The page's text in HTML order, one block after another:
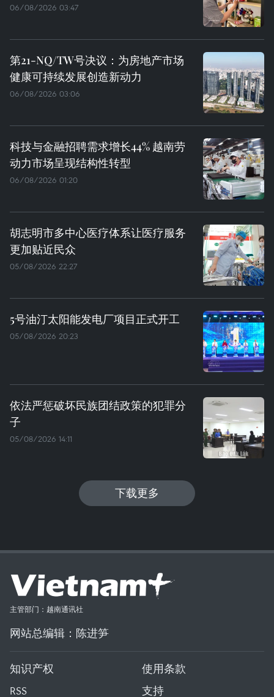
06/08/2026 03:47
第21-NQ/TW号决议：为房地产市场
健康可持续发展创造新动力
06/08/2026 03:06
科技与金融招聘需求增长44% 越南劳
动力市场呈现结构性转型
06/08/2026 01:20
胡志明市多中心医疗体系让医疗服务
更加贴近民众
05/08/2026 22:27
5号油汀太阳能发电厂项目正式开工
05/08/2026 20:23
依法严惩破坏民族团结政策的犯罪分
子
05/08/2026 14:11
下载更多
主管部门：越南通讯社
网站总编辑：陈进笋
知识产权
使用条款
RSS
支持